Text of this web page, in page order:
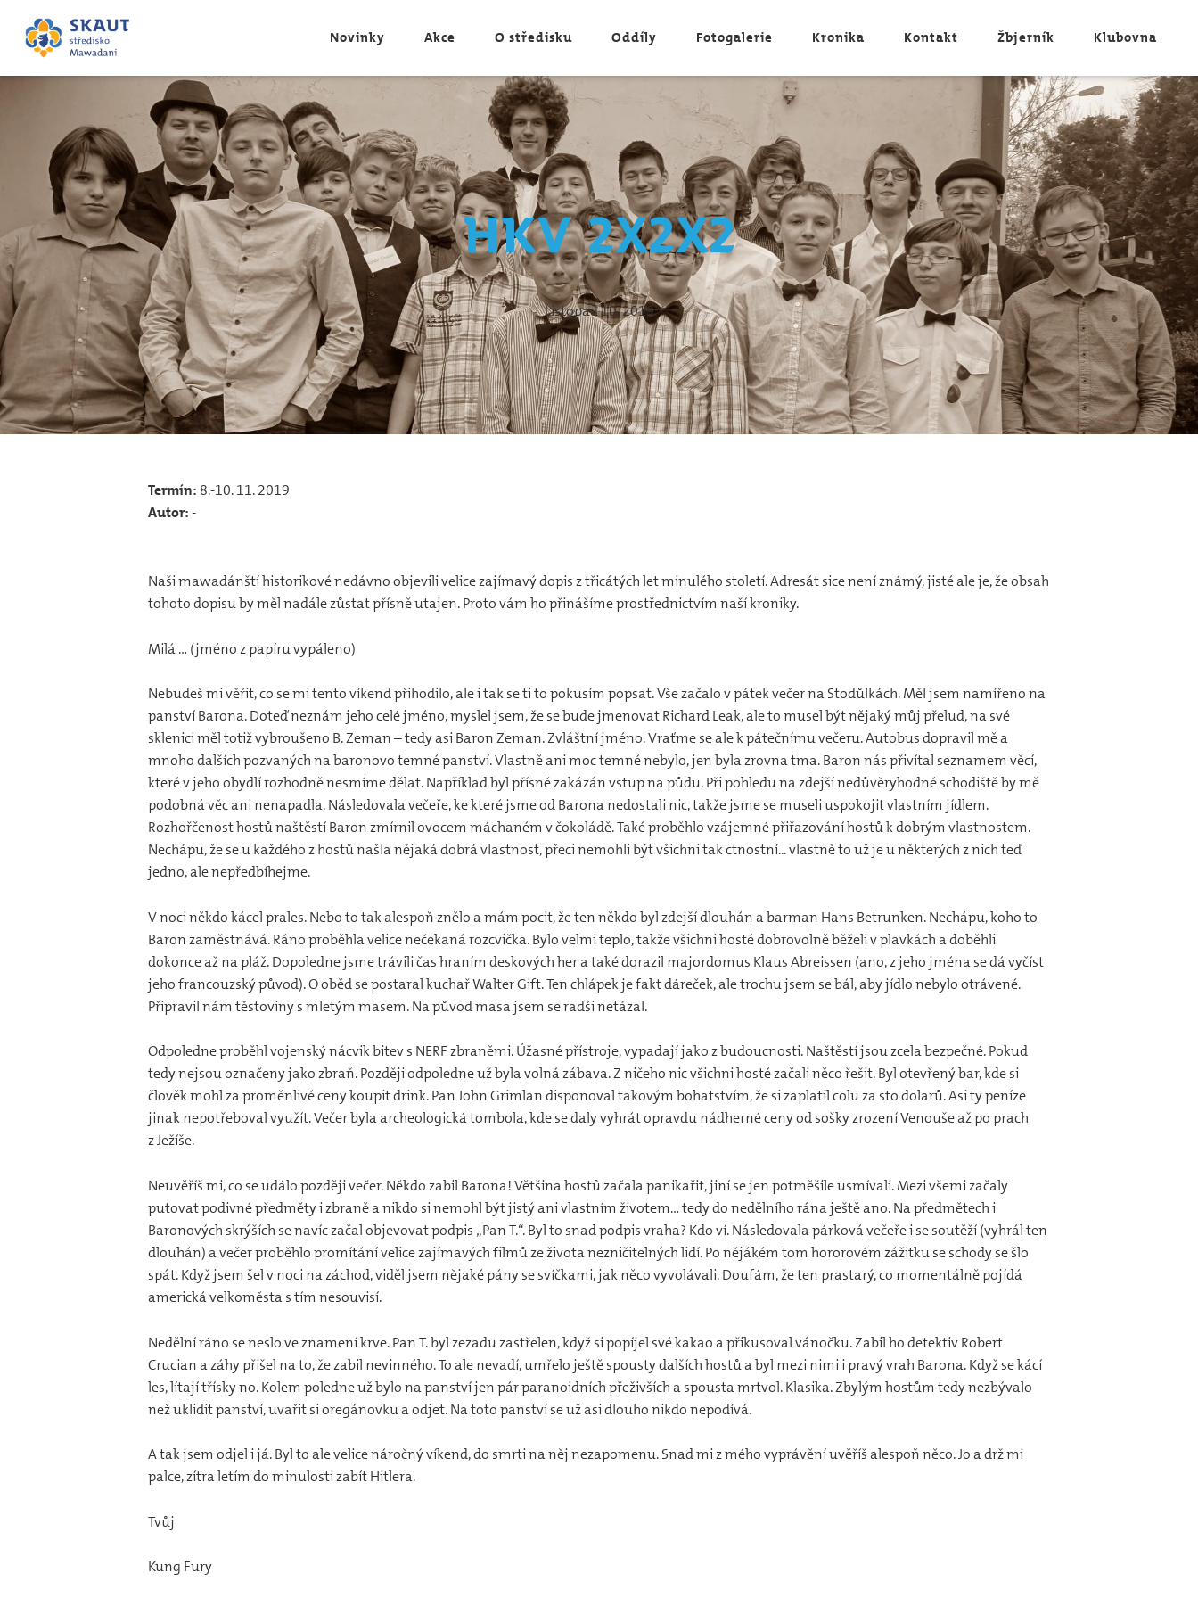
Novinky Akce O středisku Oddíly Fotogalerie Kronika Kontakt Žbjerník Klubovna
HKV 2x2x2
Listopad 10, 2019
Termín: 8.-10. 11. 2019
Autor:-
Naši mawadánští historikové nedávno objevili velice zajímavý dopis z třicátých let minulého století. Adresát sice není známý, jisté ale je, že obsah
tohoto dopisu by měl nadále zůstat přísně utajen. Proto vám ho přinášíme prostřednictvím naší kroniky.
Milá … (jméno z papíru vypáleno)
Nebudeš mi věřit, co se mi tento víkend přihodilo, ale i tak se ti to pokusím popsat. Vše začalo v pátek večer na Stodůlkách. Měl jsem namířeno na
panství Barona. Doteď neznám jeho celé jméno, myslel jsem, že se bude jmenovat Richard Leak, ale to musel být nějaký můj přelud, na své
sklenici měl totiž vybroušeno B. Zeman – tedy asi Baron Zeman. Zvláštní jméno. Vraťme se ale k pátečnímu večeru. Autobus dopravil mě a
mnoho dalších pozvaných na baronovo temné panství. Vlastně ani moc temné nebylo, jen byla zrovna tma. Baron nás přivítal seznamem věcí,
které v jeho obydlí rozhodně nesmíme dělat. Například byl přísně zakázán vstup na půdu. Při pohledu na zdejší nedůvěryhodné schodiště by mě
podobná věc ani nenapadla. Následovala večeře, ke které jsme od Barona nedostali nic, takže jsme se museli uspokojit vlastním jídlem.
Rozhořčenost hostů naštěstí Baron zmírnil ovocem máchaném v čokoládě. Také proběhlo vzájemné přiřazování hostů k dobrým vlastnostem.
Nechápu, že se u každého z hostů našla nějaká dobrá vlastnost, přeci nemohli být všichni tak ctnostní... vlastně to už je u některých z nich teď
jedno, ale nepředbíhejme.
V noci někdo kácel prales. Nebo to tak alespoň znělo a mám pocit, že ten někdo byl zdejší dlouhán a barman Hans Betrunken. Nechápu, koho to
Baron zaměstnává. Ráno proběhla velice nečekaná rozcvička. Bylo velmi teplo, takže všichni hosté dobrovolně běželi v plavkách a doběhli
dokonce až na pláž. Dopoledne jsme trávili čas hraním deskových her a také dorazil majordomus Klaus Abreissen (ano, z jeho jména se dá vyčíst
jeho francouzský původ). O oběd se postaral kuchař Walter Gift. Ten chlápek je fakt dáreček, ale trochu jsem se bál, aby jídlo nebylo otrávené.
Připravil nám těstoviny s mletým masem. Na původ masa jsem se radši netázal.
Odpoledne proběhl vojenský nácvik bitev s NERF zbraněmi. Úžasné přístroje, vypadají jako z budoucnosti. Naštěstí jsou zcela bezpečné. Pokud
tedy nejsou označeny jako zbraň. Později odpoledne už byla volná zábava. Z ničeho nic všichni hosté začali něco řešit. Byl otevřený bar, kde si
člověk mohl za proměnlivé ceny koupit drink. Pan John Grimlan disponoval takovým bohatstvím, že si zaplatil colu za sto dolarů. Asi ty peníze
jinak nepotřeboval využít. Večer byla archeologická tombola, kde se daly vyhrát opravdu nádherné ceny od sošky zrození Venouše až po prach
z Ježíše.
Neuvěříš mi, co se událo později večer. Někdo zabil Barona! Většina hostů začala panikařit, jiní se jen potměšile usmívali. Mezi všemi začaly
putovat podivné předměty i zbraně a nikdo si nemohl být jistý ani vlastním životem… tedy do nedělního rána ještě ano. Na předmětech i
Baronových skrýších se navíc začal objevovat podpis „Pan T.“. Byl to snad podpis vraha? Kdo ví. Následovala párková večeře i se soutěží (vyhrál ten
dlouhán) a večer proběhlo promítání velice zajímavých filmů ze života nezničitelných lidí. Po nějákém tom hororovém zážitku se schody se šlo
spát. Když jsem šel v noci na záchod, viděl jsem nějaké pány se svíčkami, jak něco vyvolávali. Doufám, že ten prastarý, co momentálně pojídá
americká velkoměsta s tím nesouvisí.
Nedělní ráno se neslo ve znamení krve. Pan T. byl zezadu zastřelen, když si popíjel své kakao a přikusoval vánočku. Zabil ho detektiv Robert
Crucian a záhy přišel na to, že zabil nevinného. To ale nevadí, umřelo ještě spousty dalších hostů a byl mezi nimi i pravý vrah Barona. Když se kácí
les, lítají třísky no. Kolem poledne už bylo na panství jen pár paranoidních přeživších a spousta mrtvol. Klasika. Zbylým hostům tedy nezbývalo
než uklidit panství, uvařit si oregánovku a odjet. Na toto panství se už asi dlouho nikdo nepodívá.
A tak jsem odjel i já. Byl to ale velice náročný víkend, do smrti na něj nezapomenu. Snad mi z mého vyprávění uvěříš alespoň něco. Jo a drž mi
palce, zítra letím do minulosti zabít Hitlera.
Tvůj
Kung Fury